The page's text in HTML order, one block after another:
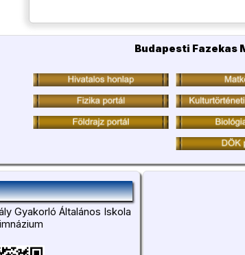
Budapesti Fazekas
Gyakorló Általános Iskola